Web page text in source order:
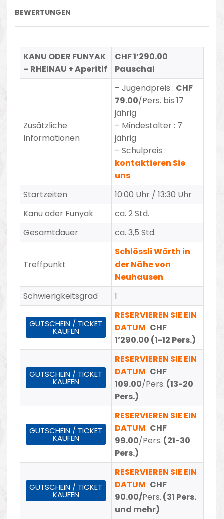
BEWERTUNGEN
KANU ODER FUNYAK
– RHEINAU + Aperitif
CHF 1’290.00
Pauschal
Zusätzliche
Informationen
–Jugendpreis: CHF
79.00/Pers. bis 17
jährig
– Mindestalter : 7
jährig
– Schulpreis :
kontaktieren Sie
uns
Startzeiten
10:00 Uhr / 13:30 Uhr
Kanu oder Funyak
ca. 2 Std.
Gesamtdauer
ca. 3,5 Std.
Treffpunkt
Schlössli Wörth in
der Nähe von
Neuhausen
Schwierigkeitsgrad
1
GUTSCHEIN / TICKET
KAUFEN
RESERVIEREN SIE EIN
DATUM CHF
1’290.00 (1-12 Pers.)
GUTSCHEIN / TICKET
KAUFEN
RESERVIEREN SIE EIN
DATUM CHF
109.00/Pers. (13-20
Pers.)
GUTSCHEIN / TICKET
KAUFEN
RESERVIEREN SIE EIN
DATUM CHF
99.00/Pers. (21-30
Pers.)
GUTSCHEIN / TICKET
KAUFEN
RESERVIEREN SIE EIN
DATUM CHF
90.00/Pers. (31 Pers.
und mehr)